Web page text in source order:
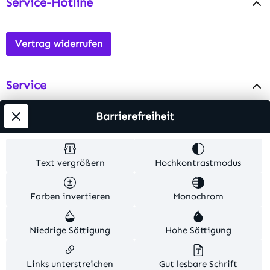
Vertrag widerrufen
Service
Info
Alle Preise inkl. gesetzl. Mehrwertsteuer zzgl.
Versandkosten . Alle Artikelangaben sind
Herstellerangaben und ohne Gewähr.
© 2026 MKV24 – Alle Rechte vorbehalten. Theme by
TC-Innovations
Text vergrößern Hochkontrastmodus
Farben invertieren Monochrom
Niedrige Sättigung Hohe Sättigung
Links unterstreichen Gut lesbare Schrift
Barrierefreiheit